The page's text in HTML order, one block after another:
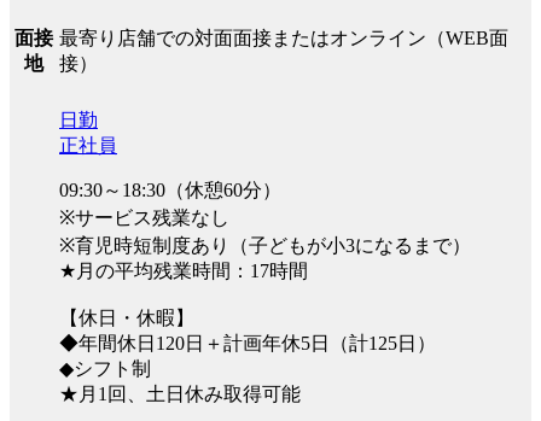
面接
地
最寄り店舗での対面面接またはオンライン（WEB面
接）
日勤
正社員
09:30～18:30（休憩60分）
※サービス残業なし
※育児時短制度あり（子どもが小3になるまで）
★月の平均残業時間：17時間
【休日・休暇】
◆年間休日120日＋計画年休5日（計125日）
◆シフト制
★月1回、土日休み取得可能